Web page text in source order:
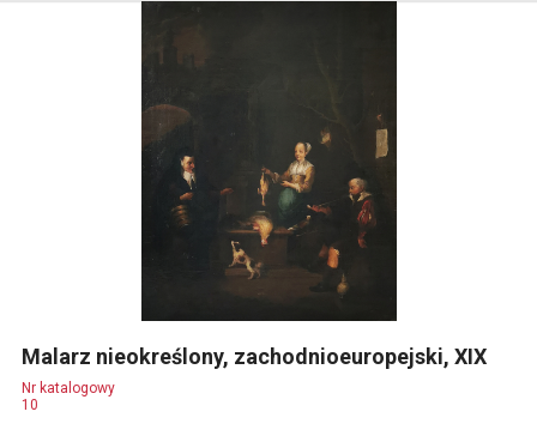
Malarz nieokreślony, zachodnioeuropejski, XIX
Nr katalogowy
10